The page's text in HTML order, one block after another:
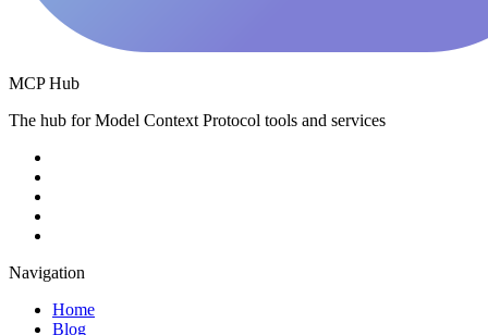
MCP Hub
The hub for Model Context Protocol tools and services
Navigation
Home
Blog